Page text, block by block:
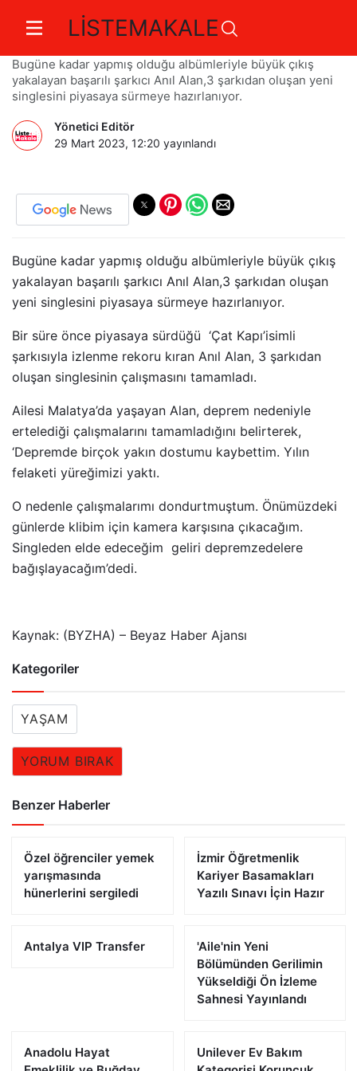
LİSTEMAKALE
Yeni Rekorlara Hazırlanıyor
Bugüne kadar yapmış olduğu albümleriyle büyük çıkış
yakalayan başarılı şarkıcı Anıl Alan,3 şarkıdan oluşan yeni
singlesini piyasaya sürmeye hazırlanıyor.
Yönetici Editör
29 Mart 2023, 12:20 yayınlandı
Bugüne kadar yapmış olduğu albümleriyle büyük çıkış
yakalayan başarılı şarkıcı Anıl Alan,3 şarkıdan oluşan
yeni singlesini piyasaya sürmeye hazırlanıyor.
Bir süre önce piyasaya sürdüğü ‘Çat Kapı’isimli
şarkısıyla izlenme rekoru kıran Anıl Alan, 3 şarkıdan
oluşan singlesinin çalışmasını tamamladı.
Ailesi Malatya’da yaşayan Alan, deprem nedeniyle
ertelediği çalışmalarını tamamladığını belirterek,
‘Depremde birçok yakın dostumu kaybettim. Yılın
felaketi yüreğimizi yaktı.
O nedenle çalışmalarımı dondurtmuştum. Önümüzdeki
günlerde klibim için kamera karşısına çıkacağım.
Singleden elde edeceğim geliri depremzedelere
bağışlayacağım’dedi.
Kaynak: (BYZHA) – Beyaz Haber Ajansı
Kategoriler
YAŞAM
YORUM BIRAK
Benzer Haberler
Özel öğrenciler yemek
yarışmasında
hünerlerini sergiledi
İzmir Öğretmenlik
Kariyer Basamakları
Yazılı Sınavı İçin Hazır
Antalya VIP Transfer
'Aile'nin Yeni
Bölümünden Gerilimin
Yükseldiği Ön İzleme
Sahnesi Yayınlandı
Anadolu Hayat
Unilever Ev Bakım